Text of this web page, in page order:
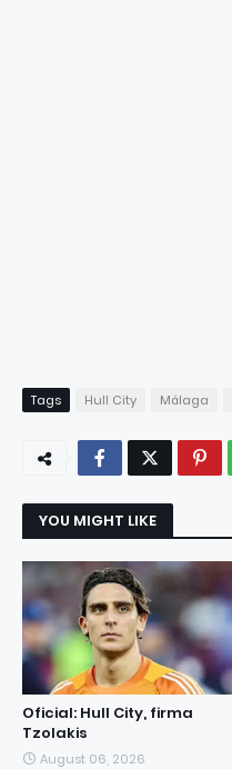
Tags Hull City Málaga
YOU MIGHT LIKE
Oficial: Hull City, firma
Tzolakis
August 06, 2026